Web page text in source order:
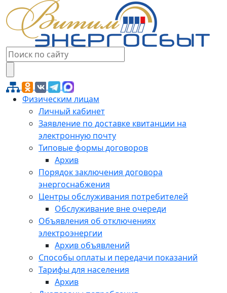
Физическим лицам
Личный кабинет
Заявление по доставке квитанции на
электронную почту
Типовые формы договоров
Архив
Порядок заключения договора
энергоснабжения
Центры обслуживания потребителей
Обслуживание вне очереди
Объявления об отключениях
электроэнергии
Архив объявлений
Способы оплаты и передачи показаний
Тарифы для населения
Архив